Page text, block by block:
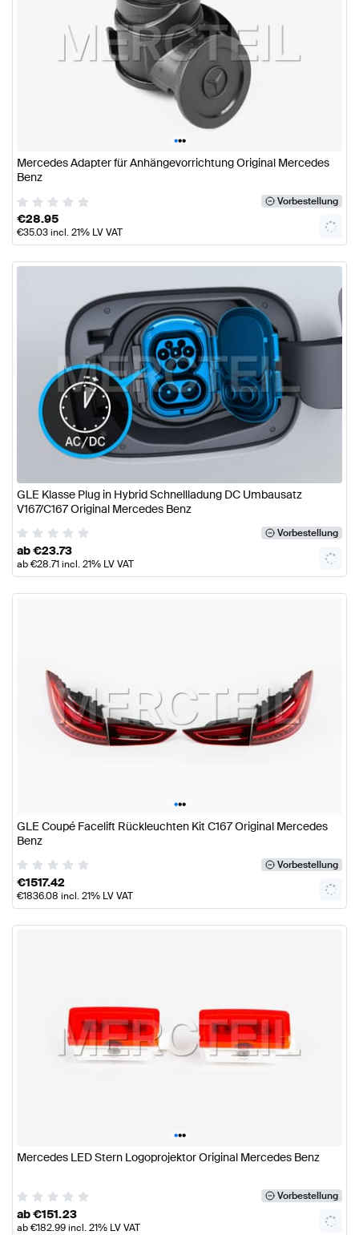
•••
Mercedes Adapter für Anhängevorrichtung Original Mercedes
Benz
Vorbestellung
€28.95
€35.03incl. 21% LV VAT
GLE Klasse Plug in Hybrid Schnellladung DC Umbausatz
V167/C167 Original Mercedes Benz
Vorbestellung
ab€23.73
ab€28.71incl. 21% LV VAT
•••
GLE Coupé Facelift Rückleuchten Kit C167 Original Mercedes
Benz
Vorbestellung
€1517.42
€1836.08 incl. 21% LV VAT
•••
Mercedes LED Stern Logoprojektor Original Mercedes Benz
Vorbestellung
ab€151.23
ab€182.99incl. 21% LV VAT